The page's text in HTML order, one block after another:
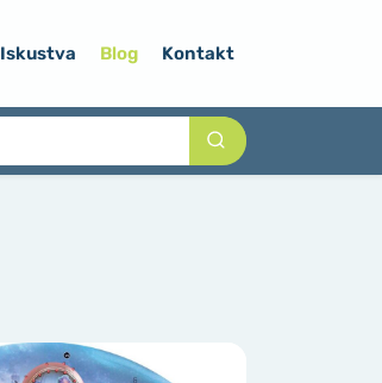
Iskustva Blog Kontakt